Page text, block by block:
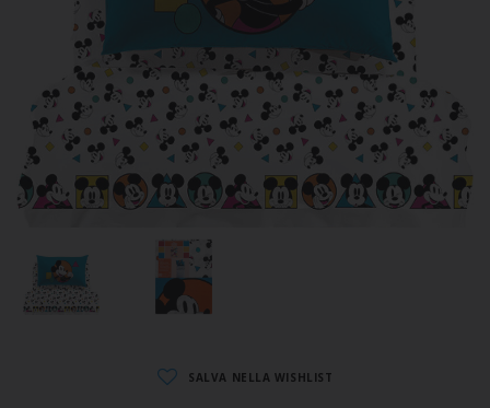
SALVA NELLA WISHLIST